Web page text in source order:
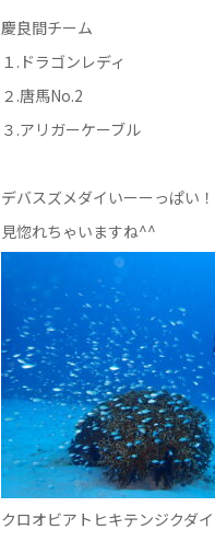
慶良間チーム
１.ドラゴンレディ
２.唐馬No.2
３.アリガーケーブル
デバスズメダイいーーっぱい！
見惚れちゃいますね^^
クロオビアトヒキテンジクダイ